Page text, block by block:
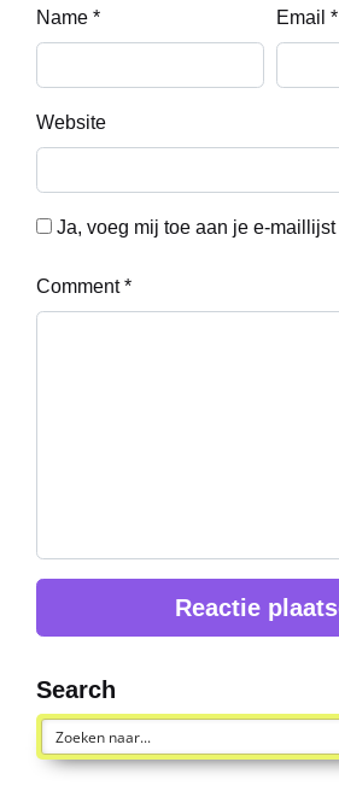
Name * Email *
Website
Ja, voeg mij toe aan je e-maillijst
Comment*
Search